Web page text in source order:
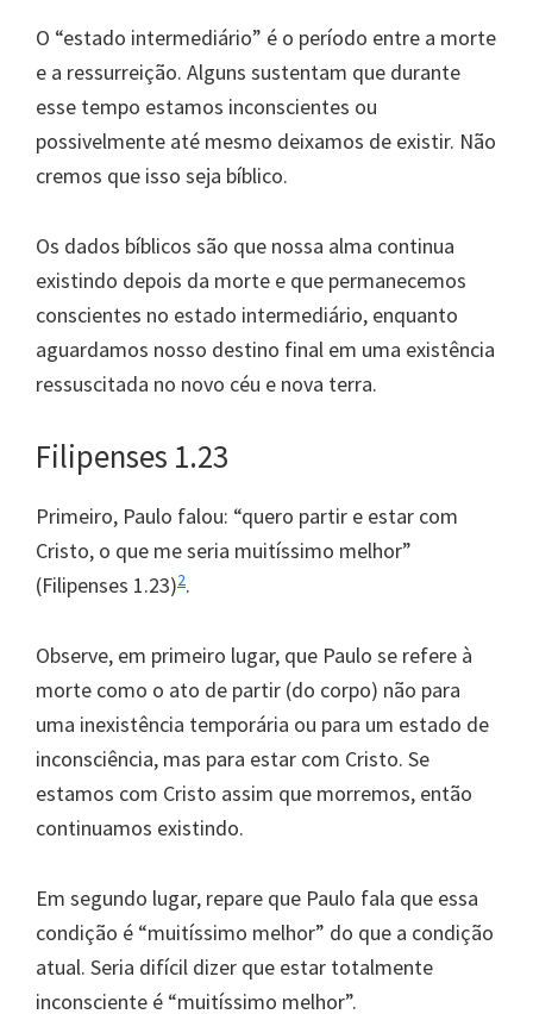
O “estado intermediário” é o período entre a morte
e a ressurreição. Alguns sustentam que durante
esse tempo estamos inconscientes ou
possivelmente até mesmo deixamos de existir. Não
cremos que isso seja bíblico.
Os dados bíblicos são que nossa alma continua
existindo depois da morte e que permanecemos
conscientes no estado intermediário, enquanto
aguardamos nosso destino final em uma existência
ressuscitada no novo céu e nova terra.
Filipenses 1.23
Primeiro, Paulo falou: “quero partir e estar com
Cristo, o que me seria muitíssimo melhor”
(Filipenses 1.23)2.
Observe, em primeiro lugar, que Paulo se refere à
morte como o ato de partir (do corpo) não para
uma inexistência temporária ou para um estado de
inconsciência, mas para estar com Cristo. Se
estamos com Cristo assim que morremos, então
continuamos existindo.
Em segundo lugar, repare que Paulo fala que essa
condição é “muitíssimo melhor” do que a condição
atual. Seria difícil dizer que estar totalmente
inconsciente é “muitíssimo melhor”.